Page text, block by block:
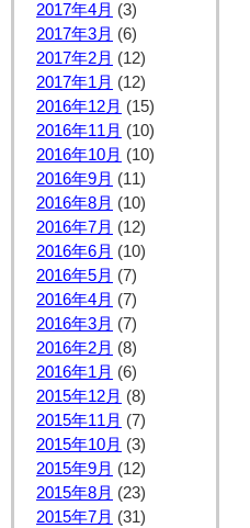
2017年4月 (3)
2017年3月 (6)
2017年2月 (12)
2017年1月 (12)
2016年12月 (15)
2016年11月 (10)
2016年10月 (10)
2016年9月 (11)
2016年8月 (10)
2016年7月 (12)
2016年6月 (10)
2016年5月 (7)
2016年4月 (7)
2016年3月 (7)
2016年2月 (8)
2016年1月 (6)
2015年12月 (8)
2015年11月 (7)
2015年10月 (3)
2015年9月 (12)
2015年8月 (23)
2015年7月 (31)